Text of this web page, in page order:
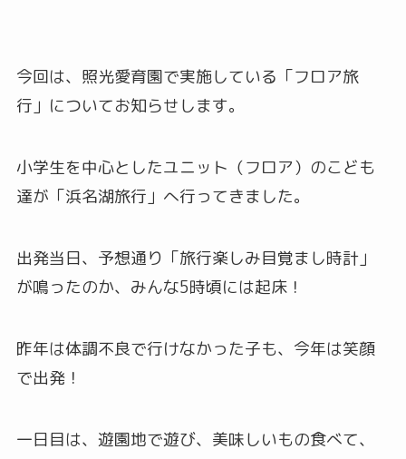
今回は、照光愛育園で実施している「フロア旅
行」についてお知らせします。
小学生を中心としたユニット（フロア）のこども
達が「浜名湖旅行」へ行ってきました。
出発当日、予想通り「旅行楽しみ目覚まし時計」
が鳴ったのか、みんな5時頃には起床！
昨年は体調不良で行けなかった子も、今年は笑顔
で出発！
一日目は、遊園地で遊び、美味しいもの食べて、